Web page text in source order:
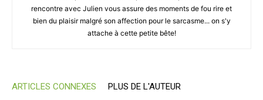
rencontre avec Julien vous assure des moments de fou rire et
bien du plaisir malgré son affection pour le sarcasme... on s'y
attache à cette petite bête!
ARTICLES CONNEXES PLUS DE L'AUTEUR